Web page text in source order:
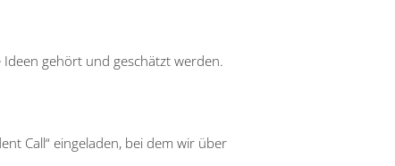
gehört und geschätzt werden.
Call“ eingeladen, bei dem wir über